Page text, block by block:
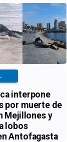
interpone
por muerte de
Mejillones y
lobos
Antofagasta